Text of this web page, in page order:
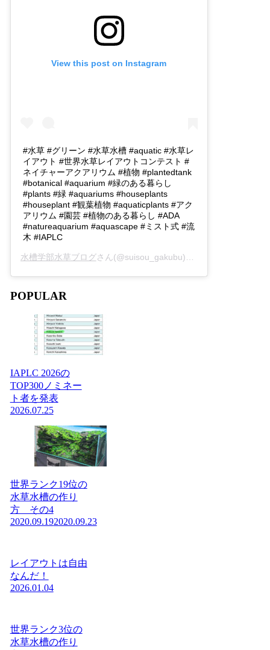
View this post on Instagram
#水草 #グリーン #水草水槽 #aquatic #水草レ
イアウト #世界水草レイアウトコンテスト #
ネイチャーアクアリウム #植物 #plantedtank
#botanical #aquarium #緑のある暮らし
#plants #緑 #aquariums #houseplants
#houseplant #観葉植物 #aquaticplants #アク
アリウム #園芸 #植物のある暮らし #ADA
#natureaquarium #aquascape #ミスト式 #流
木 #IAPLC
水槽学部水草ブログさん(@suisou_gakubu)がシェアした投稿 -
POPULAR
IAPLC 2026の
TOP300ノミネー
ト者を発表
2026.07.25
世界ランク19位の
水草水槽の作り
方 その4
2020.09.192020.09.23
レイアウトは自由
なんだ！
2026.01.04
世界ランク3位の
水草水槽の作り